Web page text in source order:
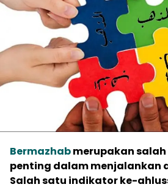
Bermazhabmerupakan
penting dalam menjalankan
Salah satu indikator ke-